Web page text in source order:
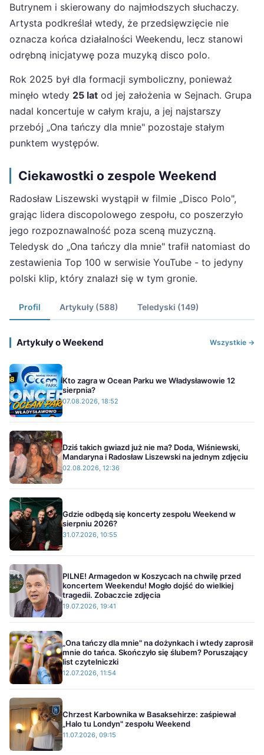
Butrynem i skierowany do najmłodszych słuchaczy.
Artysta podkreślał wtedy, że przedsięwzięcie nie
oznacza końca działalności Weekendu, lecz stanowi
odrębną inicjatywę poza muzyką disco polo.
Rok 2025 był dla formacji symboliczny, ponieważ
minęło wtedy 25 lat od jej założenia w Sejnach. Grupa
nadal koncertuje w całym kraju, a jej najstarszy
przebój „Ona tańczy dla mnie" pozostaje stałym
punktem występów.
Ciekawostki o zespole Weekend
Radosław Liszewski wystąpił w filmie „Disco Polo",
grając lidera discopolowego zespołu, co poszerzyło
jego rozpoznawalność poza sceną muzyczną.
Teledysk do „Ona tańczy dla mnie" trafił natomiast do
zestawienia Top 100 w serwisie YouTube - to jedyny
polski klip, który znalazł się w tym gronie.
Profil Artykuły (588) Teledyski (149)
Artykuły o Weekend Wszystkie →
Kto zagra w Ocean Parku we Władysławowie 12
sierpnia?
07.08.2026, 18:52
Dziś takich gwiazd już nie ma? Doda, Wiśniewski,
Mandaryna i Radosław Liszewski na jednym zdjęciu
02.08.2026, 12:36
Gdzie odbędą się koncerty zespołu Weekend w
sierpniu 2026?
31.07.2026, 10:55
PILNE! Armagedon w Koszycach na chwilę przed
koncertem Weekendu! Mogło dojść do wielkiej
tragedii. Zobaczcie zdjęcia
19.07.2026, 19:41
„Ona tańczy dla mnie" na dożynkach i wtedy zaprosił
mnie do tańca. Skończyło się ślubem? Poruszający
list czytelniczki
12.07.2026, 11:54
Chrzest Karbownika w Basaksehirze: zaśpiewał
„Halo tu Londyn" zespołu Weekend
11.07.2026, 09:15